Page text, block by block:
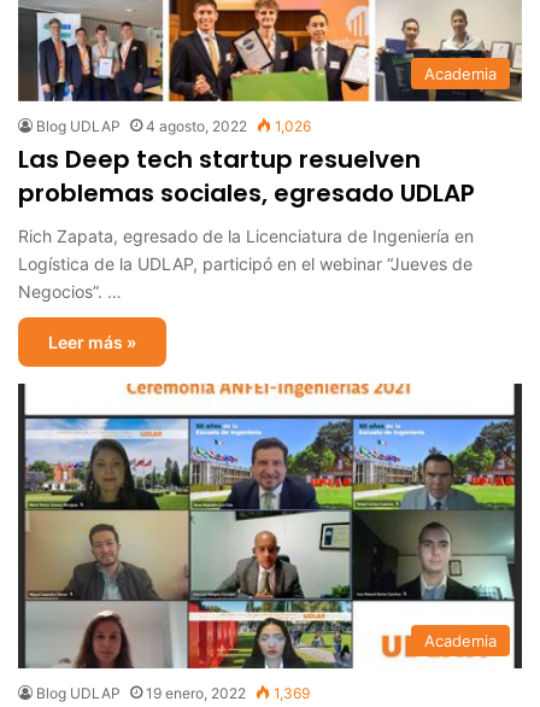
Academia
Blog UDLAP 4 agosto, 2022 1,026
Las Deep tech startup resuelven
problemas sociales, egresado UDLAP
Rich Zapata, egresado de la Licenciatura de Ingeniería en
Logística de la UDLAP, participó en el webinar “Jueves de
Negocios”. …
Leer más »
Academia
Blog UDLAP 19 enero, 2022 1,369